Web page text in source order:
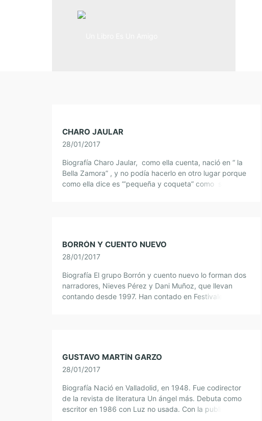
CHARO JAULAR
28/01/2017
Biografía Charo Jaular, como ella cuenta, nació en “ la
Bella Zamora” , y no podía hacerlo en otro lugar porque
como ella dice es “‘pequeña y coqueta” como su […]
BORRÓN Y CUENTO NUEVO
28/01/2017
Biografía El grupo Borrón y cuento nuevo lo forman dos
narradores, Nieves Pérez y Dani Muñoz, que llevan
contando desde 1997. Han contado en Festivales (Gran
GUSTAVO MARTÍN GARZO
28/01/2017
Biografía Nació en Valladolid, en 1948. Fue codirector
de la revista de literatura Un ángel más. Debuta como
escritor en 1986 con Luz no usada. Con la publicación